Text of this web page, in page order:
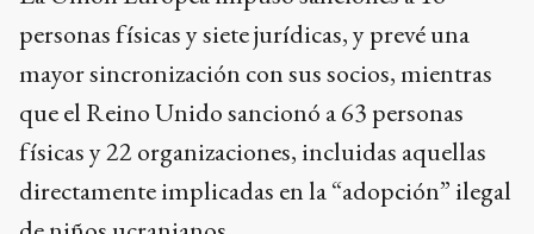
personas físicas y siete jurídicas, y prevé una
mayor sincronización con sus socios, mientras
que el Reino Unido sancionó a 63 personas
físicas y 22 organizaciones, incluidas aquellas
directamente implicadas en la “adopción” ilegal